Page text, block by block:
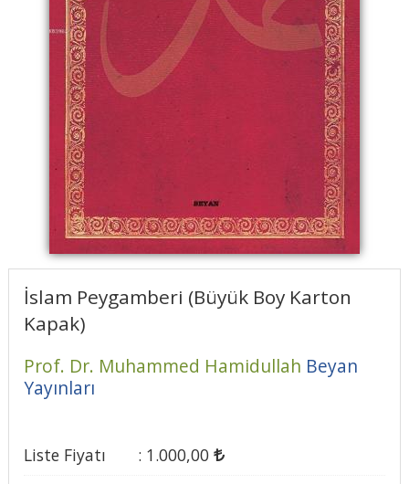
İslam Peygamberi (Büyük Boy Karton
Kapak)
Prof. Dr. Muhammed Hamidullah Beyan
Yayınları
Liste Fiyatı : 1.000,00